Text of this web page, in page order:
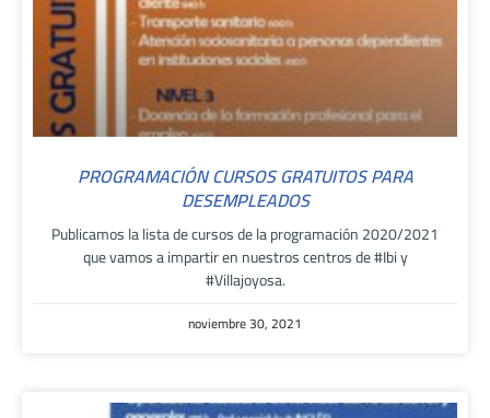
PROGRAMACIÓN CURSOS GRATUITOS PARA
DESEMPLEADOS
Publicamos la lista de cursos de la programación 2020/2021
que vamos a impartir en nuestros centros de #Ibi y
#Villajoyosa.
noviembre 30, 2021